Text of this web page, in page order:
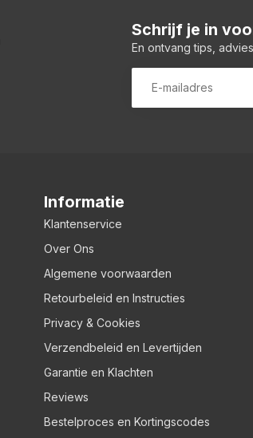
Schrijf je in
En ontvang tips,
Informatie
Klantenservice
Over Ons
Algemene voorwaarden
Retourbeleid en Instructies
Privacy & Cookies
Verzendbeleid en Levertijden
Garantie en Klachten
Reviews
Bestelproces en Kortingscodes